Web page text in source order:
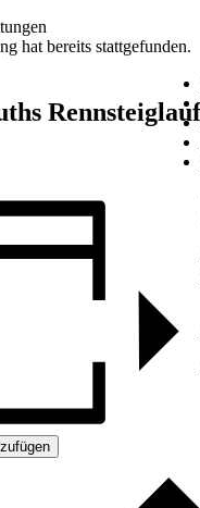
hat bereits stattgefunden.
Rennsteiglauf